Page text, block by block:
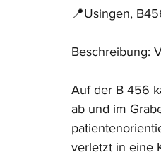
📍Usingen,
Beschreibung:
Auf der B 456
ab und im
verletzt in eine